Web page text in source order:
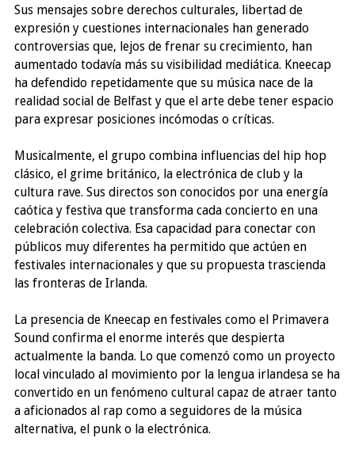
Sus mensajes sobre derechos culturales, libertad de
expresión y cuestiones internacionales han generado
controversias que, lejos de frenar su crecimiento, han
aumentado todavía más su visibilidad mediática. Kneecap
ha defendido repetidamente que su música nace de la
realidad social de Belfast y que el arte debe tener espacio
para expresar posiciones incómodas o críticas.
Musicalmente, el grupo combina influencias del hip hop
clásico, el grime británico, la electrónica de club y la
cultura rave. Sus directos son conocidos por una energía
caótica y festiva que transforma cada concierto en una
celebración colectiva. Esa capacidad para conectar con
públicos muy diferentes ha permitido que actúen en
festivales internacionales y que su propuesta trascienda
las fronteras de Irlanda.
La presencia de Kneecap en festivales como el Primavera
Sound confirma el enorme interés que despierta
actualmente la banda. Lo que comenzó como un proyecto
local vinculado al movimiento por la lengua irlandesa se ha
convertido en un fenómeno cultural capaz de atraer tanto
a aficionados al rap como a seguidores de la música
alternativa, el punk o la electrónica.